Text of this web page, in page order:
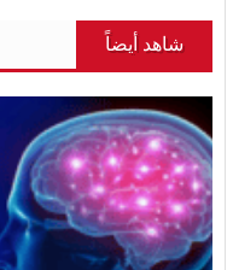
شاهد أيضاً